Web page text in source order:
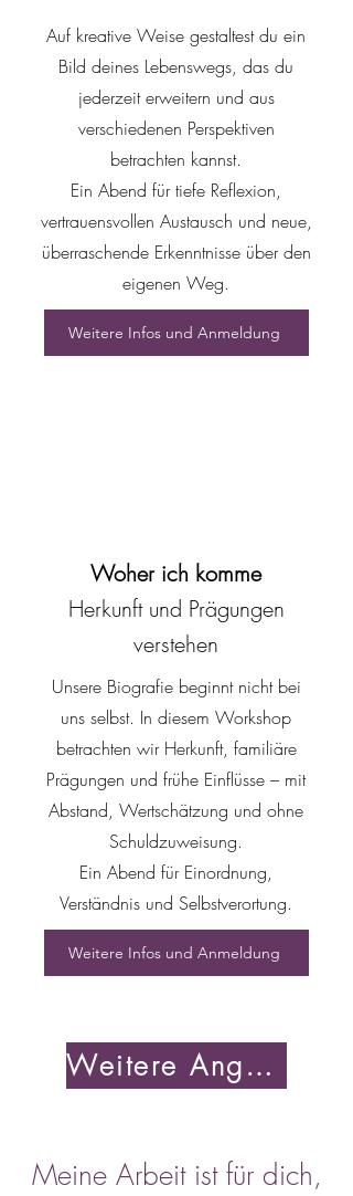
Auf kreative Weise gestaltest du ein
Bild deines Lebenswegs, das du
jederzeit erweitern und aus
verschiedenen Perspektiven
betrachten kannst.
Ein Abend für tiefe Reflexion,
vertrauensvollen Austausch und neue,
überraschende Erkenntnisse über den
eigenen Weg.
Weitere Infos und Anmeldung
Woher ich komme
Herkunft und Prägungen
verstehen
Unsere Biografie beginnt nicht bei
uns selbst. In diesem Workshop
betrachten wir Herkunft, familiäre
Prägungen und frühe Einflüsse – mit
Abstand, Wertschätzung und ohne
Schuldzuweisung.
Ein Abend für Einordnung,
Verständnis und Selbstverortung.
Weitere Infos und Anmeldung
Weitere Angebote
Meine Arbeit ist für dich,